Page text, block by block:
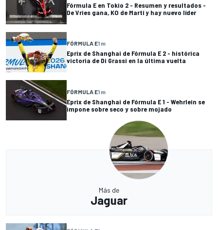
Fórmula E en Tokio 2 - Resumen y resultados -
De Vries gana, KO de Martí y hay nuevo líder
FÓRMULA E1 m
Eprix de Shanghai de Fórmula E 2 - histórica
victoria de Di Grassi en la última vuelta
FÓRMULA E1 m
Eprix de Shanghai de Fórmula E 1 - Wehrlein se
impone sobre seco y sobre mojado
Más de
Jaguar